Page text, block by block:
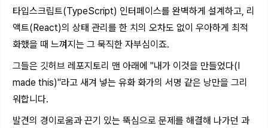
타입스크립트(TypeScript) 인터페이스를 완벽하게 설계하고, 리
액트(React)의 상태 관리를 한 치의 오차도 없이 우아하게 최적
화했을 때 느껴지는 그 묵직한 자부심이죠.
그들은 깃허브 레포지토리 맨 아래에 "내가 이것을 만들었다(I
made this)"라고 새겨 넣는 유화 화가의 서명 같은 낭만을 그리
워합니다.
발견의 경이로움과 끈기 있는 뚝심으로 문제를 해결해 나가던 과